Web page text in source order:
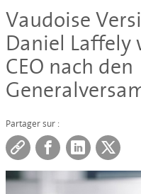
Vaudoise
Daniel
CEO nach den
Partager sur :